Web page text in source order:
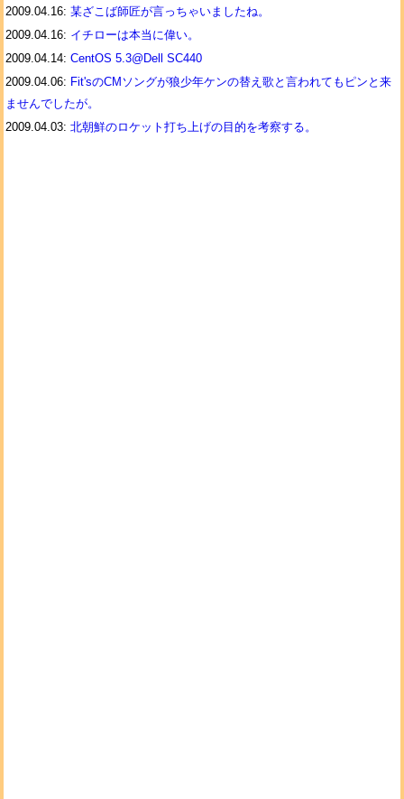
2009.04.16: 某ざこば師匠が言っちゃいましたね。
2009.04.16: イチローは本当に偉い。
2009.04.14: CentOS 5.3@Dell SC440
2009.04.06: Fit'sのCMソングが狼少年ケンの替え歌と言われてもピンと来
ませんでしたが。
2009.04.03: 北朝鮮のロケット打ち上げの目的を考察する。